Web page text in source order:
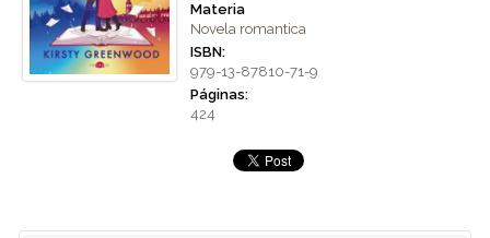
Materia
Novela romantica
ISBN:
979-13-87810-71-9
Páginas:
424